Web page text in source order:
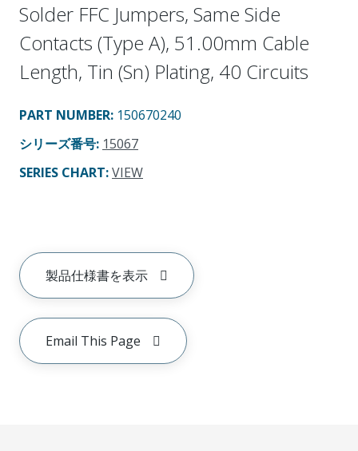
Solder FFC Jumpers, Same Side
Contacts (Type A), 51.00mm Cable
Length, Tin (Sn) Plating, 40 Circuits
PART NUMBER: 150670240
シリーズ番号: 15067
SERIES CHART:VIEW
製品仕様書を表示
Email This Page